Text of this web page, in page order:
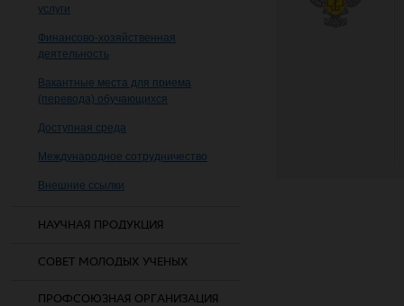
услуги
Финансово-хозяйственная
деятельность
Вакантные места для приема
(перевода) обучающихся
Доступная среда
Международное сотрудничество
Внешние ссылки
НАУЧНАЯ ПРОДУКЦИЯ
СОВЕТ МОЛОДЫХ УЧЕНЫХ
ПРОФСОЮЗНАЯ ОРГАНИЗАЦИЯ